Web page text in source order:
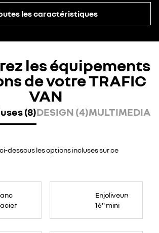
les caractéristiques
les équipements
de votre TRAFIC
VAN
(8)DESIGN (4)MULTIMEDIA
dessous les options incluses sur ce
Enjoliveurs
16" mini